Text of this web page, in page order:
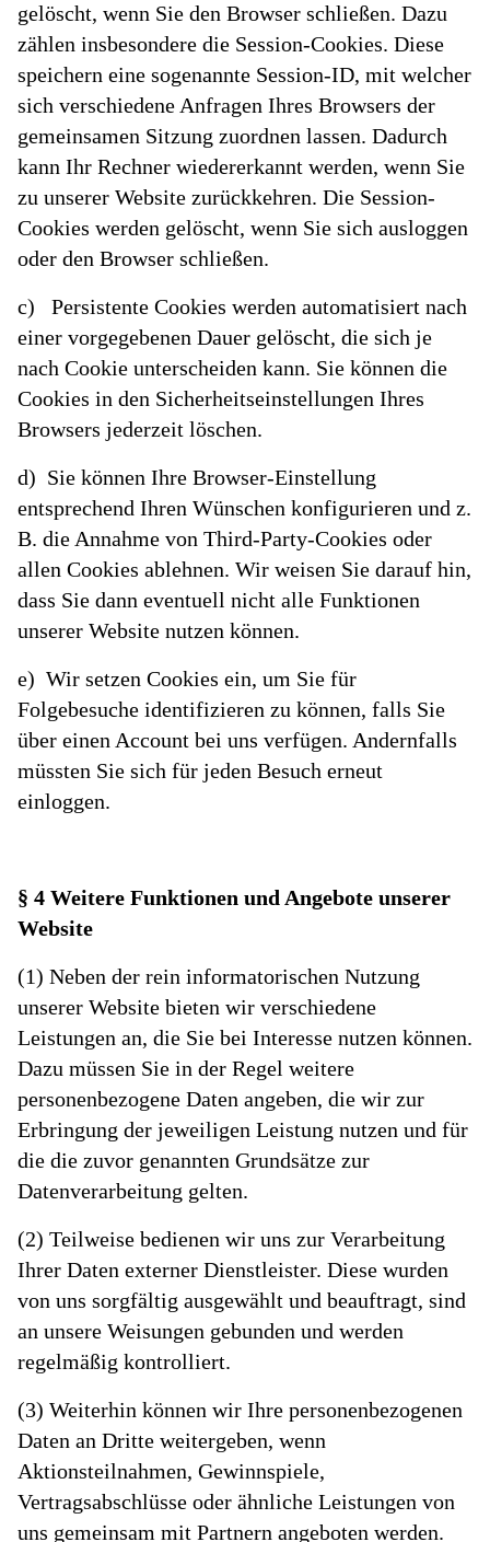
gelöscht, wenn Sie den Browser schließen. Dazu
zählen insbesondere die Session-Cookies. Diese
speichern eine sogenannte Session-ID, mit welcher
sich verschiedene Anfragen Ihres Browsers der
gemeinsamen Sitzung zuordnen lassen. Dadurch
kann Ihr Rechner wiedererkannt werden, wenn Sie
zu unserer Website zurückkehren. Die Session-
Cookies werden gelöscht, wenn Sie sich ausloggen
oder den Browser schließen.
c) Persistente Cookies werden automatisiert nach
einer vorgegebenen Dauer gelöscht, die sich je
nach Cookie unterscheiden kann. Sie können die
Cookies in den Sicherheitseinstellungen Ihres
Browsers jederzeit löschen.
d) Sie können Ihre Browser-Einstellung
entsprechend Ihren Wünschen konfigurieren und z.
B. die Annahme von Third-Party-Cookies oder
allen Cookies ablehnen. Wir weisen Sie darauf hin,
dass Sie dann eventuell nicht alle Funktionen
unserer Website nutzen können.
e) Wir setzen Cookies ein, um Sie für
Folgebesuche identifizieren zu können, falls Sie
über einen Account bei uns verfügen. Andernfalls
müssten Sie sich für jeden Besuch erneut
einloggen.
§ 4 Weitere Funktionen und Angebote unserer
Website
(1) Neben der rein informatorischen Nutzung
unserer Website bieten wir verschiedene
Leistungen an, die Sie bei Interesse nutzen können.
Dazu müssen Sie in der Regel weitere
personenbezogene Daten angeben, die wir zur
Erbringung der jeweiligen Leistung nutzen und für
die die zuvor genannten Grundsätze zur
Datenverarbeitung gelten.
(2) Teilweise bedienen wir uns zur Verarbeitung
Ihrer Daten externer Dienstleister. Diese wurden
von uns sorgfältig ausgewählt und beauftragt, sind
an unsere Weisungen gebunden und werden
regelmäßig kontrolliert.
(3) Weiterhin können wir Ihre personenbezogenen
Daten an Dritte weitergeben, wenn
Aktionsteilnahmen, Gewinnspiele,
Vertragsabschlüsse oder ähnliche Leistungen von
uns gemeinsam mit Partnern angeboten werden.